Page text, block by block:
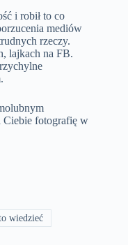
i robił to co
mediów
rzeczy.
lajkach na FB.
Ciebie fotografię w
wiedzieć